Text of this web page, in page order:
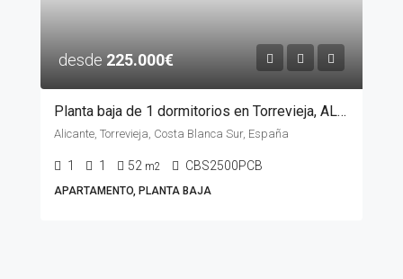
desde 225.000€
Planta baja de 1 dormitorios en Torrevieja, ALICANTE
Alicante, Torrevieja, Costa Blanca Sur, España
1 1 52 m2 CBS2500PCB
APARTAMENTO, PLANTA BAJA